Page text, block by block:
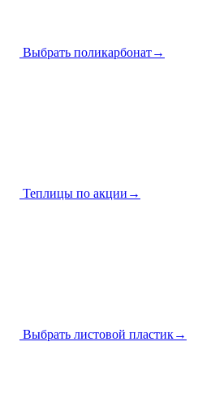
Выбрать поликарбонат→
Теплицы по акции →
Выбрать листовой пластик→